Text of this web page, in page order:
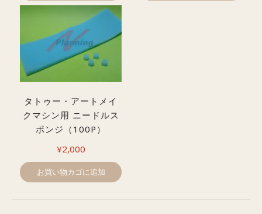
タトゥー・アートメイ
クマシン用 ニードルス
ポンジ（100P）
¥2,000
お買い物カゴに追加